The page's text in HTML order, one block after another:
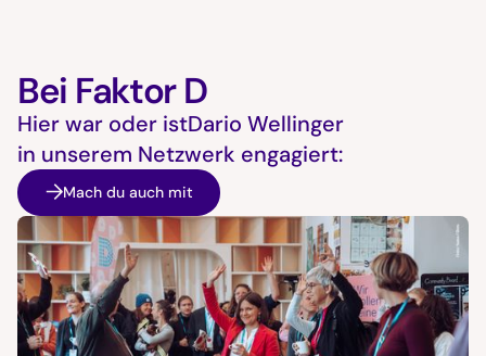
Bei Faktor D
Hier war oder istDario Wellinger
in unserem Netzwerk engagiert:
Mach du auch mit